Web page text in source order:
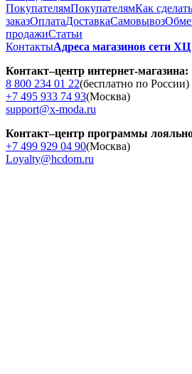
ПокупателямПокупателямКак сделать
заказОплатаДоставкаCамовывоз
продажиСтатьи
КонтактыАдреса магазинов сети
Контакт–центр интернет-магазина:
8 800 234 01 22(бесплатно по России)
+7 495 933 74 93(Москва)
support@x-moda.ru
Контакт–центр программы
+7 499 929 04 90(Москва)
Loyalty@hcdom.ru